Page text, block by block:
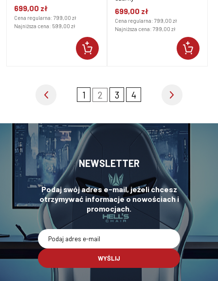
699,00 zł
Cena regularna: 799,00 zł
Najniższa cena: 599,00 zł
699,00 zł
Cena regularna: 799,00 zł
Najniższa cena: 799,00 zł
1 2 3 4
NEWSLETTER
Podaj swój adres e-mail, jeżeli chcesz
otrzymywać informacje o nowościach i
promocjach.
WYŚLIJ